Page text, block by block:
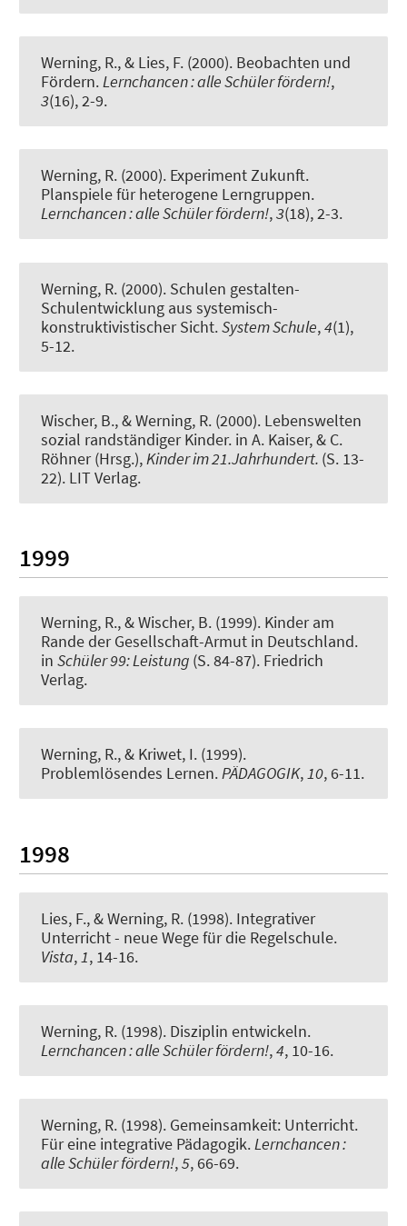
Werning, R., & Lies, F. (2000). Beobachten und
Fördern.Lernchancen : alle Schüler fördern!,
3(16), 2-9.
Werning, R. (2000). Experiment Zukunft.
Planspiele für heterogene Lerngruppen.
Lernchancen : alle Schüler fördern!,3(18), 2-3.
Werning, R. (2000). Schulen gestalten-
Schulentwicklung aus systemisch-
konstruktivistischer Sicht.System Schule,4(1),
5-12.
Wischer, B., & Werning, R. (2000). Lebenswelten
sozial randständiger Kinder. in A. Kaiser, & C.
Röhner (Hrsg.),Kinder im 21.Jahrhundert. (S. 13-
22). LIT Verlag.
1999
Werning, R., & Wischer, B. (1999). Kinder am
Rande der Gesellschaft-Armut in Deutschland.
in Schüler 99: Leistung (S. 84-87). Friedrich
Verlag.
Werning, R., & Kriwet, I. (1999).
Problemlösendes Lernen.PÄDAGOGIK,10, 6-11.
1998
Lies, F., & Werning, R. (1998). Integrativer
Unterricht - neue Wege für die Regelschule.
Vista,1, 14-16.
Werning, R. (1998). Disziplin entwickeln.
Lernchancen : alle Schüler fördern!,4, 10-16.
Werning, R. (1998). Gemeinsamkeit: Unterricht.
Für eine integrative Pädagogik.Lernchancen :
alle Schüler fördern!,5, 66-69.